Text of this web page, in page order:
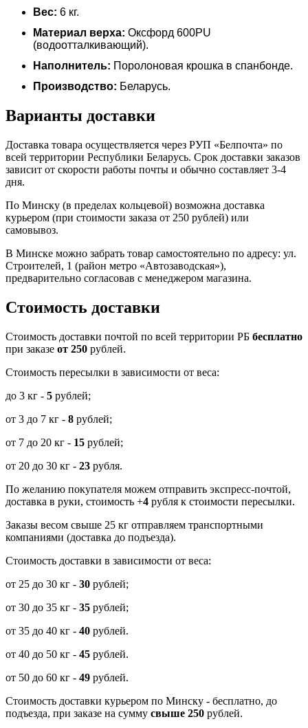
Вес: 6 кг.
Материал верха: Оксфорд 600PU
(водоотталкивающий).
Наполнитель: Поролоновая крошка в спанбонде.
Производство: Беларусь.
Варианты доставки
Доставка товара осуществляется через РУП «Белпочта» по
всей территории Республики Беларусь. Срок доставки заказов
зависит от скорости работы почты и обычно составляет 3-4
дня.
По Минску (в пределах кольцевой) возможна доставка
курьером (при стоимости заказа от 250 рублей) или
самовывоз.
В Минске можно забрать товар самостоятельно по адресу: ул.
Строителей, 1 (район мeтро «Автозаводская»),
предварительно согласовав с менеджером магазина.
Стоимость доставки
Cтоимость доставки почтой по всей территории РБ бесплатно
при заказе от 250 рублей.
Стоимость пересылки в зависимости от веса:
до 3 кг - 5 рублей;
от 3 до 7 кг - 8 рублей;
от 7 до 20 кг - 15 рублей;
от 20 до 30 кг - 23 рубля.
По желанию покупателя можем отправить экспресс-почтой,
доставка в руки, стоимость +4 рубля к стоимости пересылки.
Заказы весом свыше 25 кг отправляем транспортными
компаниями (доставка до подъезда).
Стоимость доставки в зависимости от веса:
от 25 до 30 кг - 30 рублей;
от 30 до 35 кг - 35 рублей;
от 35 до 40 кг - 40 рублей.
от 40 до 50 кг - 45 рублей.
от 50 до 60 кг - 49 рублей.
Стоимость доставки курьером по Минску - бесплатно, до
подъезда, при заказе на сумму свыше 250 рублей.